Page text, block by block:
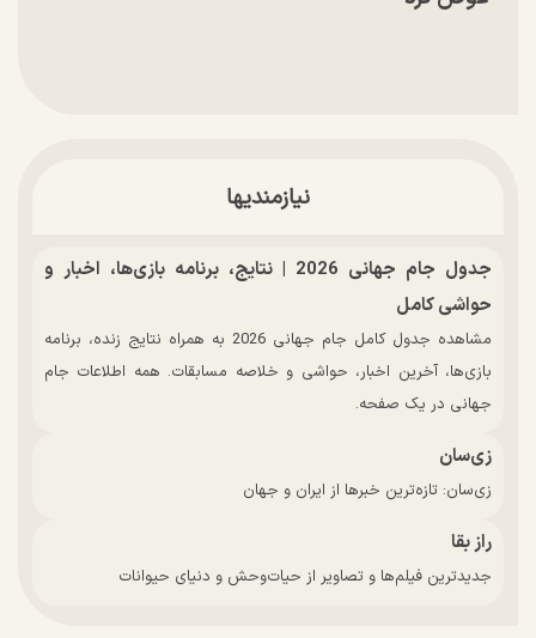
نیازمندیها
جدول جام جهانی 2026 | نتایج، برنامه بازی‌ها، اخبار و
حواشی کامل
مشاهده جدول کامل جام جهانی 2026 به همراه نتایج زنده، برنامه
بازی‌ها، آخرین اخبار، حواشی و خلاصه مسابقات. همه اطلاعات جام
جهانی در یک صفحه.
زی‌سان
زی‌سان: تازه‌ترین خبرها از ایران و جهان
راز بقا
جدیدترین فیلم‌ها و تصاویر از حیات‌وحش و دنیای حیوانات